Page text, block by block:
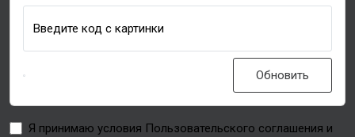
Введите код с картинки
Обновить
Я принимаю условия Пользовательского соглашения и